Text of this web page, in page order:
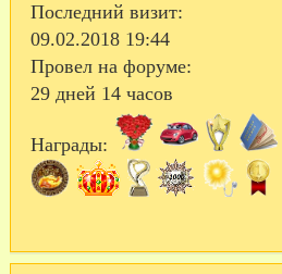
Последний визит:
09.02.2018 19:44
Провел на форуме:
29 дней 14 часов
Награды: